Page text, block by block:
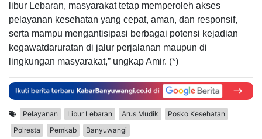
libur Lebaran, masyarakat tetap memperoleh akses
pelayanan kesehatan yang cepat, aman, dan responsif,
serta mampu mengantisipasi berbagai potensi kejadian
kegawatdaruratan di jalur perjalanan maupun di
lingkungan masyarakat,” ungkap Amir. (*)
Pelayanan Libur Lebaran Arus Mudik
Posko Kesehatan
Polresta
Pemkab Banyuwangi